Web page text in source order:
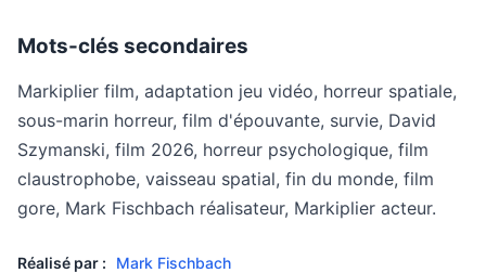
Mots-clés secondaires
Markiplier film, adaptation jeu vidéo, horreur spatiale,
sous-marin horreur, film d'épouvante, survie, David
Szymanski, film 2026, horreur psychologique, film
claustrophobe, vaisseau spatial, fin du monde, film
gore, Mark Fischbach réalisateur, Markiplier acteur.
Réalisé par : Mark Fischbach